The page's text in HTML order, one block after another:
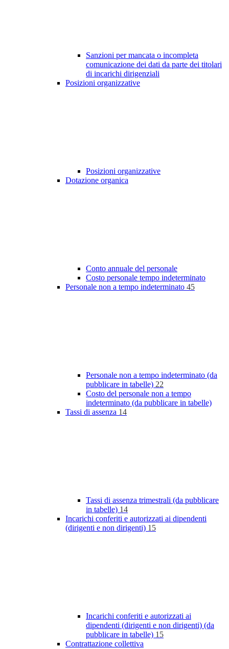
Sanzioni per mancata o incompleta
comunicazione dei dati da parte dei titolari
di incarichi dirigenziali
Posizioni organizzative
Posizioni organizzative
Dotazione organica
Conto annuale del personale
Costo personale tempo indeterminato
Personale non a tempo indeterminato 45
Personale non a tempo indeterminato (da
pubblicare in tabelle) 22
Costo del personale non a tempo
indeterminato (da pubblicare in tabelle)
Tassi di assenza 14
Tassi di assenza trimestrali (da pubblicare
in tabelle) 14
Incarichi conferiti e autorizzati ai dipendenti
(dirigenti e non dirigenti) 15
Incarichi conferiti e autorizzati ai
dipendenti (dirigenti e non dirigenti) (da
pubblicare in tabelle) 15
Contrattazione collettiva